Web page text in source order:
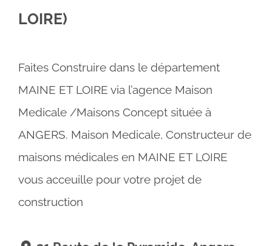
LOIRE)
Faites Construire dans le département
MAINE ET LOIRE via l’agence Maison
Medicale /Maisons Concept située à
ANGERS. Maison Medicale, Constructeur de
maisons médicales en MAINE ET LOIRE
vous acceuille pour votre projet de
construction